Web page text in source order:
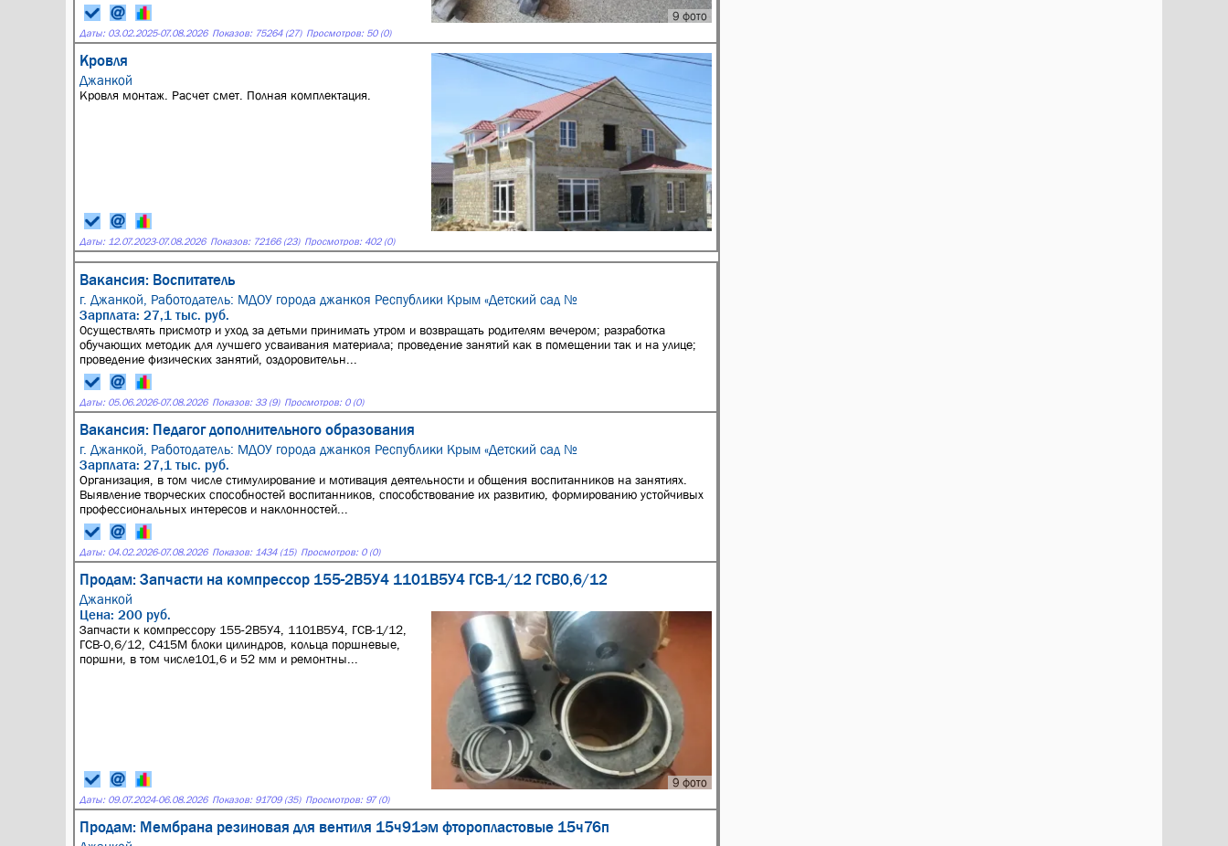
9 фото
Даты: 03.02.2025-07.08.2026 Показов: 75264 (27) Просмотров: 50 (0)
Кровля
Джанкой
Кровля монтаж. Расчет смет. Полная комплектация.
Даты: 12.07.2023-07.08.2026 Показов: 72166 (23) Просмотров: 402 (0)
Вакансия: Воспитатель
г. Джанкой, Работодатель: МДОУ города джанкоя Республики Крым «Детский сад №
Зарплата: 27,1 тыс. руб.
0существлять присмотр и уход за детьми принимать утром и возвращать родителям вечером; разработка
обучающих методик для лучшего усваивания материала; проведение занятий как в помещении так и на улице;
проведение физических занятий, оздоровительн...
Даты: 05.06.2026-07.08.2026 Показов: 33 (9) Просмотров: 0 (0)
Вакансия: Педагог дополнительного образования
г. Джанкой, Работодатель: МДОУ города джанкоя Республики Крым «Детский сад №
Зарплата: 27,1 тыс. руб.
Организация, в том числе стимулирование и мотивация деятельности и общения воспитанников на занятиях.
Выявление творческих способностей воспитанников, способствование их развитию, формированию устойчивых
профессиональных интересов и наклонностей...
Даты: 04.02.2026-07.08.2026 Показов: 1434 (15) Просмотров: 0 (0)
Продам: Запчасти на компрессор 155-2В5У4 1101В5У4 ГСВ-1/12 ГСВ0,6/12
Джанкой
9 фото
Цена: 200 руб.
Запчасти к компрессору 155-2В5У4, 1101В5У4, ГСВ-1/12,
ГСВ-0,6/12, С415М блоки цилиндров, кольца поршневые,
поршни, в том числе101,6 и 52 мм и ремонтны...
Даты: 09.07.2024-06.08.2026 Показов: 91709 (35) Просмотров: 97 (0)
Продам: Мембрана резиновая для вентиля 15ч91эм фторопластовые 15ч76п